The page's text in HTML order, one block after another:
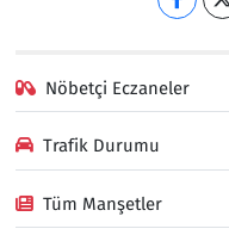
Nöbetçi Eczaneler
Trafik Durumu
Tüm Manşetler